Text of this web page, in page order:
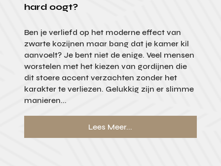
hard oogt?
Ben je verliefd op het moderne effect van
zwarte kozijnen maar bang dat je kamer kil
aanvoelt? Je bent niet de enige. Veel mensen
worstelen met het kiezen van gordijnen die
dit stoere accent verzachten zonder het
karakter te verliezen. Gelukkig zijn er slimme
manieren...
Lees Meer...